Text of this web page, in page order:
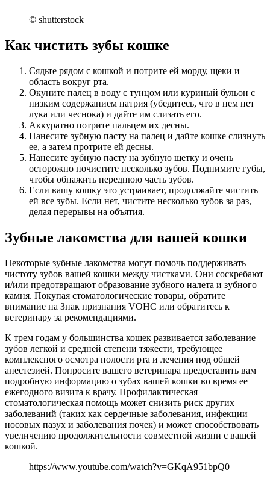
© shutterstock
Как чистить зубы кошке
Сядьте рядом с кошкой и потрите ей морду, щеки и
область вокруг рта.
Окуните палец в воду с тунцом или куриный бульон с
низким содержанием натрия (убедитесь, что в нем нет
лука или чеснока) и дайте им слизать его.
Аккуратно потрите пальцем их десны.
Нанесите зубную пасту на палец и дайте кошке слизнуть
ее, а затем протрите ей десны.
Нанесите зубную пасту на зубную щетку и очень
осторожно почистите несколько зубов. Поднимите губы,
чтобы обнажить переднюю часть зубов.
Если вашу кошку это устраивает, продолжайте чистить
ей все зубы. Если нет, чистите несколько зубов за раз,
делая перерывы на объятия.
Зубные лакомства для вашей кошки
Некоторые зубные лакомства могут помочь поддерживать
чистоту зубов вашей кошки между чистками. Они соскребают
и/или предотвращают образование зубного налета и зубного
камня. Покупая стоматологические товары, обратите
внимание на Знак признания VOHC или обратитесь к
ветеринару за рекомендациями.
К трем годам у большинства кошек развивается заболевание
зубов легкой и средней степени тяжести, требующее
комплексного осмотра полости рта и лечения под общей
анестезией. Попросите вашего ветеринара предоставить вам
подробную информацию о зубах вашей кошки во время ее
ежегодного визита к врачу. Профилактическая
стоматологическая помощь может снизить риск других
заболеваний (таких как сердечные заболевания, инфекции
носовых пазух и заболевания почек) и может способствовать
увеличению продолжительности совместной жизни с вашей
кошкой.
https://www.youtube.com/watch?v=GKqA951bpQ0